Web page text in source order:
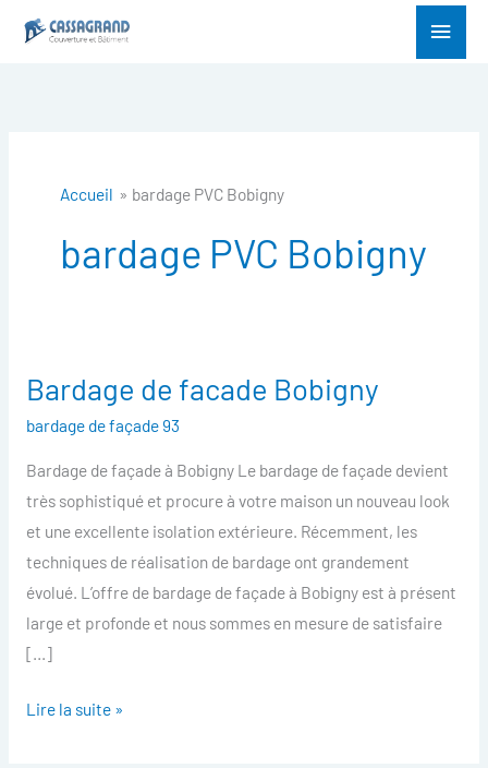
Menu
Accueil bardage PVC Bobigny
bardage PVC Bobigny
Bardage de facade Bobigny
bardage de façade 93
Bardage de façade à Bobigny Le bardage de façade devient
très sophistiqué et procure à votre maison un nouveau look
et une excellente isolation extérieure. Récemment, les
techniques de réalisation de bardage ont grandement
évolué. L’offre de bardage de façade à Bobigny est à présent
large et profonde et nous sommes en mesure de satisfaire
[…]
Bardage
Bobigny
Lire la suite »